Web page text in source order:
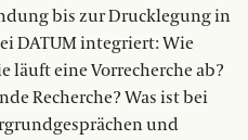
bis zur Drucklegung in
DATUM integriert: Wie
läuft eine Vorrecherche ab?
Recherche? Was ist bei
und